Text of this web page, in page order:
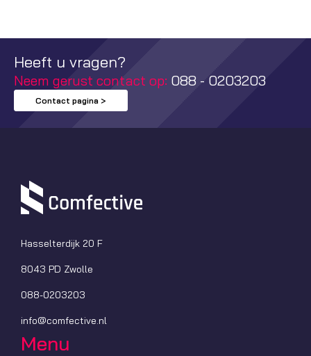
Heeft u vragen?
Neem gerust contact op: 088 - 0203203
Contact pagina >
Hasselterdijk 20 F
8043 PD Zwolle
088-0203203
info@comfective.nl
Menu